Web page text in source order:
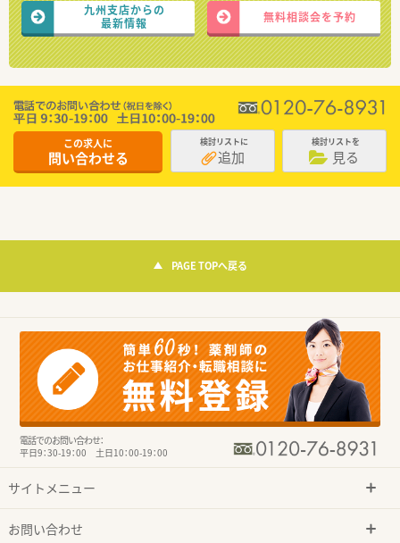
九州支店からの
最新情報
無料相談会を予約
この求人に
問い合わせる
検討リストに
追加
検討リストを
見る
PAGE TOPへ戻る
電話でのお問い合わせ：
平日9：30-19：00 土日10：00-19：00
サイトメニュー
お問い合わせ